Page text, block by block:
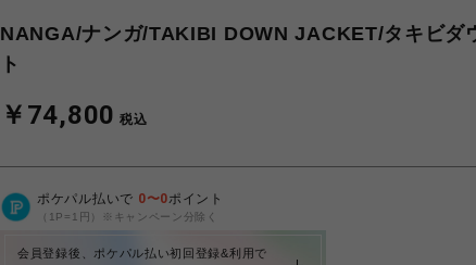
NANGA/ナンガ/TAKIBI DOWN JACKET/タキビダ
ト
￥74,800 税込
ポケパル払いで 0〜0ポイント
（1P=1円）※キャンペーン分除く
会員登録後、ポケパル払い初回登録&利用で